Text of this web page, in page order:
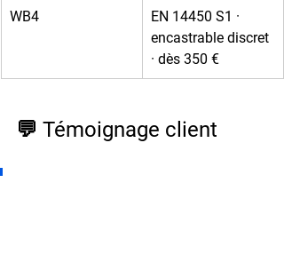
WB4
EN 14450 S1 ·
encastrable discret
· dès 350 €
💬 Témoignage client